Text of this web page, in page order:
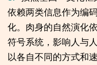
依赖两类信息作为编
化。肉身的自然演化
符号系统，影响人与
以各自不同的方式和